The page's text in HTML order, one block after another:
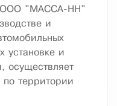
ООО "МАССА-НН"
и
установке и
осуществляет
по территории